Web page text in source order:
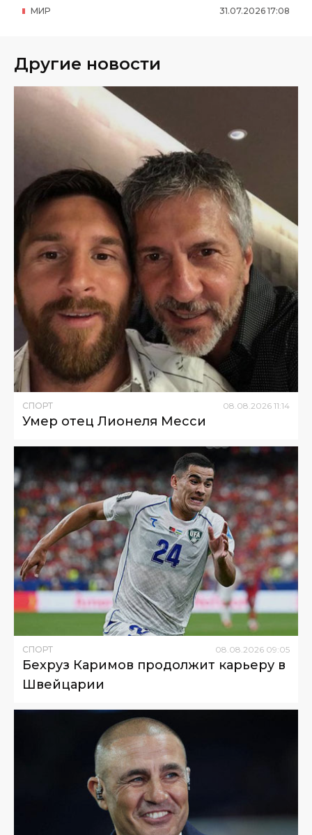
31.07.2026 17:08
МИР
Другие новости
СПОРТ 08 08 2026 11:14
Умер отец Лионеля Месси
СПОРТ 08 08 2026 09:05
Бехруз Каримов продолжит карьеру в
Швейцарии